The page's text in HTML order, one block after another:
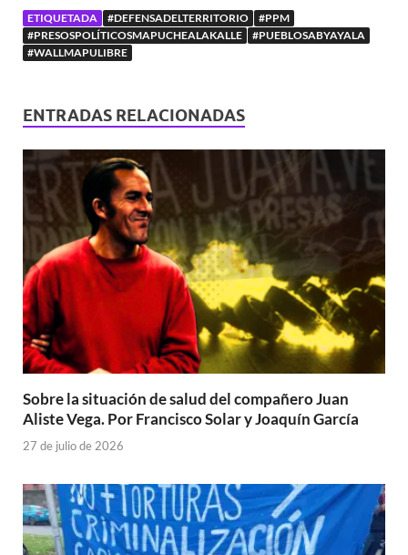
ETIQUETADA #DEFENSADELTERRITORIO
#PPM
#PRESOSPOLÍTICOSMAPUCHEALAKALLE
#PUEBLOSABYAYALA
#WALLMAPULIBRE
ENTRADAS RELACIONADAS
Sobre la situación de salud del compañero Juan
Aliste Vega. Por Francisco Solar y Joaquín García
27 de julio de 2026